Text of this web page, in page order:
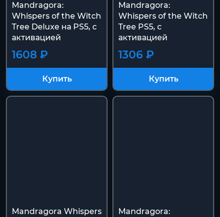
Mandragora:
Whispers of the Witch
Tree Deluxe на PS5, с
активацией
1608 ₽
Купить
Mandragora:
Whispers of the Witch
Tree PS5, с
активацией
1306 ₽
Купить
Mandragora Whispers
Mandragora: